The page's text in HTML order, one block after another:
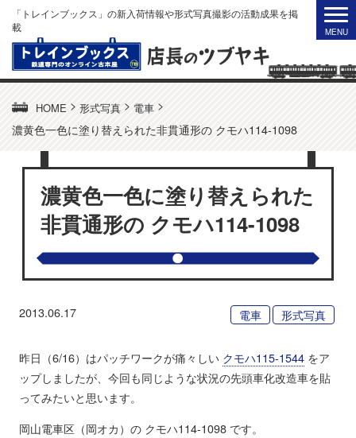
「トレインブックス」の新入荷情報や形式写真撮影の活動成果を掲
載
HOME > 形式写真 > 電車 >
濃黄色一色に塗り替えられた非貫通形の クモハ114-1098
濃黄色一色に塗り替えられた
非貫通形の クモハ114-1098
2013.06.17 電車 形式写真
昨日（6/16）はパッチワークが痛々しい クモハ115-1544をア
ップしましたが、今回も同じような状況の先頭車化改造車を貼
ってみたいと思います。
岡山電車区（岡オカ）の クモハ114-1098 です。